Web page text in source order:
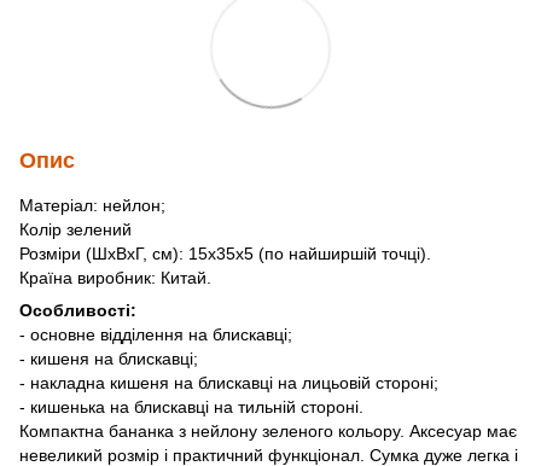
Опис
Матеріал: нейлон;
Колір зелений
Розміри (ШхВхГ, см): 15х35х5 (по найширшій точці).
Країна виробник: Китай.
Особливості:
- основне відділення на блискавці;
- кишеня на блискавці;
- накладна кишеня на блискавці на лицьовій стороні;
- кишенька на блискавці на тильній стороні.
Компактна бананка з нейлону зеленого кольору. Аксесуар має
невеликий розмір і практичний функціонал. Сумка дуже легка і